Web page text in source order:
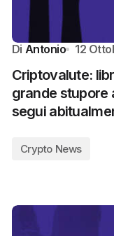
Di Antonio 12
Criptovalute:
grande stupore
segui
Crypto News